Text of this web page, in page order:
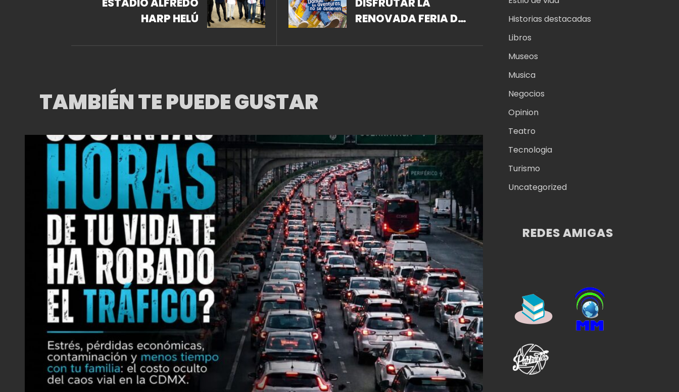
HARP HELÚ
RENOVADA FERIA DE
COMPAÑÍA DE TUS
TAMBIÉN TE PUEDE GUSTAR
Historias destacadas
Libros
Museos
Musica
Negocios
Opinion
Teatro
Tecnologia
Turismo
Uncategorized
REDES AMIGAS